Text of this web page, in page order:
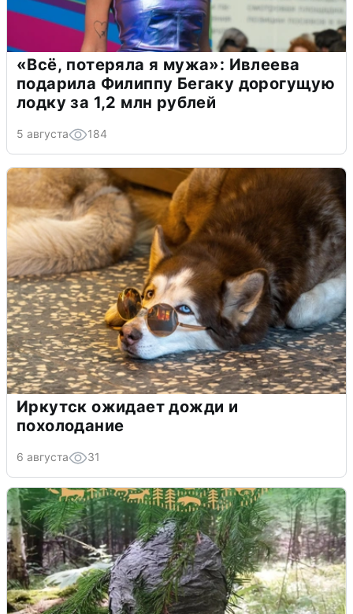
«Всё, потеряла я мужа»: Ивлеева
подарила Филиппу Бегаку дорогущую
лодку за 1,2 млн рублей
5 августа 184
Иркутск ожидает дожди и
похолодание
6 августа 31